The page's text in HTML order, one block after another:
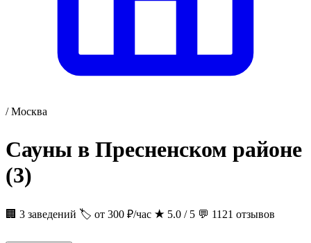
/ Москва
Сауны в Пресненском районе
(3)
🏢 3 заведений 🏷 от 300 ₽/час ★ 5.0 / 5 💬 1121 отзывов